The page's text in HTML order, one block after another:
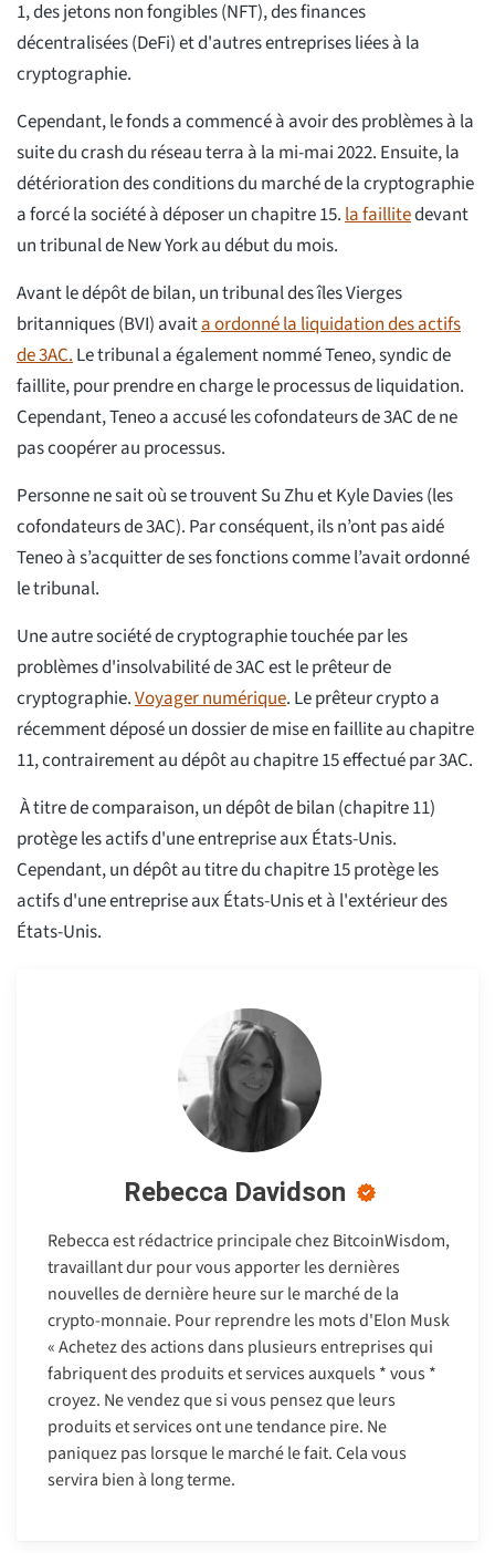
1, des jetons non fongibles (NFT), des finances
décentralisées (DeFi) et d'autres entreprises liées à la
cryptographie.
Cependant, le fonds a commencé à avoir des problèmes à la
suite du crash du réseau terra à la mi-mai 2022. Ensuite, la
détérioration des conditions du marché de la cryptographie
a forcé la société à déposer un chapitre 15. la faillitedevant
un tribunal de New York au début du mois.
Avant le dépôt de bilan, un tribunal des îles Vierges
britanniques (BVI) avaita ordonné la liquidation des actifs
de 3AC. Le tribunal a également nommé Teneo, syndic de
faillite, pour prendre en charge le processus de liquidation.
Cependant, Teneo a accusé les cofondateurs de 3AC de ne
pas coopérer au processus.
Personne ne sait où se trouvent Su Zhu et Kyle Davies (les
cofondateurs de 3AC). Par conséquent, ils n’ont pas aidé
Teneo à s’acquitter de ses fonctions comme l’avait ordonné
le tribunal.
Une autre société de cryptographie touchée par les
problèmes d'insolvabilité de 3AC est le prêteur de
cryptographie.Voyager numérique. Le prêteur crypto a
récemment déposé un dossier de mise en faillite au chapitre
11, contrairement au dépôt au chapitre 15 effectué par 3AC.
À titre de comparaison, un dépôt de bilan (chapitre 11)
protège les actifs d'une entreprise aux États-Unis.
Cependant, un dépôt au titre du chapitre 15 protège les
actifs d'une entreprise aux États-Unis et à l'extérieur des
États-Unis.
Rebecca Davidson
Rebecca est rédactrice principale chez BitcoinWisdom,
travaillant dur pour vous apporter les dernières
nouvelles de dernière heure sur le marché de la
crypto-monnaie. Pour reprendre les mots d'Elon Musk
« Achetez des actions dans plusieurs entreprises qui
fabriquent des produits et services auxquels * vous *
croyez. Ne vendez que si vous pensez que leurs
produits et services ont une tendance pire. Ne
paniquez pas lorsque le marché le fait. Cela vous
servira bien à long terme.